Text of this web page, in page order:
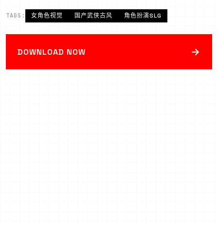
TAGS: 女角色视觉 国产武侠古风 角色扮演SLG
DOWNLOAD NOW →